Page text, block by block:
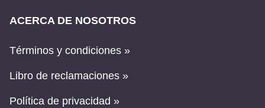
ACERCA DE NOSOTROS
Términos y condiciones »
Libro de reclamaciones »
Política de privacidad »